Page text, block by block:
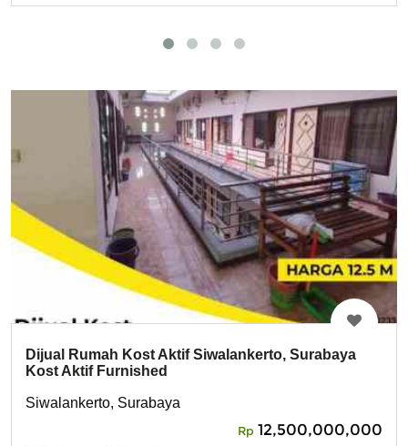
Dijual Rumah Kost Aktif Siwalankerto, Surabaya
Kost Aktif Furnished
Siwalankerto, Surabaya
Rp 12,500,000,000